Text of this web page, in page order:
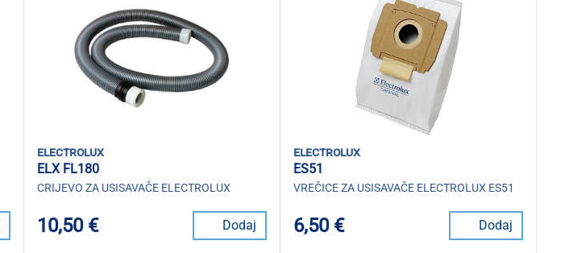
electrolux
ELX FL180
CRIJEVO ZA USISAVAČE ELECTROLUX
10,50 € Dodaj
electrolux
ES51
VREČICE ZA USISAVAČE ELECTROLUX ES51
6,50 € Dodaj